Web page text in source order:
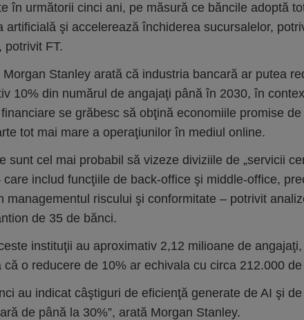
în următorii cinci ani, pe măsură ce băncile adoptă
artificială şi accelerează închiderea sucursalelor,
potrivit FT.
Morgan Stanley arată că industria bancară ar putea
10% din numărul de angajaţi până în 2030, în
se grăbesc să obţină economiile promise de
tot mai mare a operaţiunilor în mediul online.
sunt cel mai probabil să vizeze diviziile de „servicii
care includ funcţiile de back-office şi middle-office,
managementul riscului şi conformitate – potrivit
de 35 de bănci.
instituţii au aproximativ 2,12 milioane de
că o reducere de 10% ar echivala cu circa 212.000
au indicat câştiguri de eficienţă generate de AI şi
de până la 30%”, arată Morgan Stanley.